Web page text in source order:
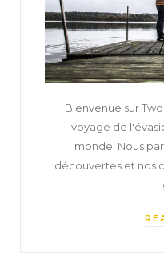
Bienvenue sur
voyage de
monde. Nous
découvertes et nos